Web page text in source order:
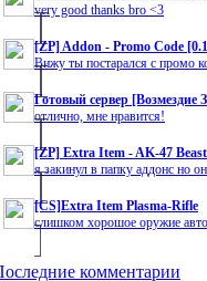
very good thanks bro <3
[ZP] Addon - Promo Code
Вижу ты постарался с промо
Готовый сервер [Возмездие
отлично, мне нравится!
[ZP] Extra Item - AK-47
я закинул в папку аддонс но
[CS]Extra Item Plasma-Rifle
слишком хорошое оружие
комментарии